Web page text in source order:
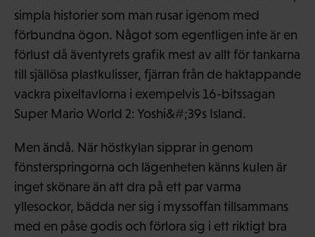
simpla historier som man rusar igenom med
förbundna ögon. Något som egentligen inte är en
förlust då äventyrets grafik mest av allt för tankarna
till själlösa plastkulisser, fjärran från de haktappande
vackra pixeltavlorna i exempelvis 16-bitssagan
Super Mario World 2: Yoshi&#;39s Island.
Men ändå. När höstkylan sipprar in genom
fönsterspringorna och lägenheten känns kulen är
inget skönare än att dra på ett par varma
yllesockor, bädda ner sig i myssoffan tillsammans
med en påse godis och förlora sig i ett riktigt bra